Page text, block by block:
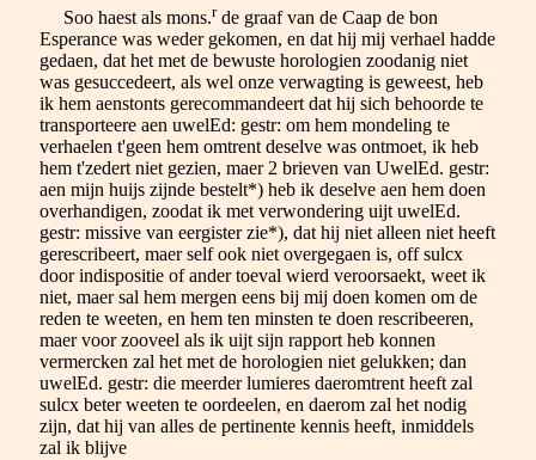
Soo haest als mons.rde graaf van de Caap de bon
Esperance was weder gekomen, en dat hij mij verhael hadde
gedaen, dat het met de bewuste horologien zoodanig niet
was gesuccedeert, als wel onze verwagting is geweest, heb
ik hem aenstonts gerecommandeert dat hij sich behoorde te
transporteere aen uwelEd: gestr: om hem mondeling te
verhaelen t'geen hem omtrent deselve was ontmoet, ik heb
hem t'zedert niet gezien, maer 2 brieven van UwelEd. gestr:
aen mijn huijs zijnde bestelt*) heb ik deselve aen hem doen
overhandigen, zoodat ik met verwondering uijt uwelEd.
gestr: missive van eergister zie*), dat hij niet alleen niet heeft
gerescribeert, maer self ook niet overgegaen is, off sulcx
door indispositie of ander toeval wierd veroorsaekt, weet ik
niet, maer sal hem mergen eens bij mij doen komen om de
reden te weeten, en hem ten minsten te doen rescribeeren,
maer voor zooveel als ik uijt sijn rapport heb konnen
vermercken zal het met de horologien niet gelukken; dan
uwelEd. gestr: die meerder lumieres daeromtrent heeft zal
sulcx beter weeten te oordeelen, en daerom zal het nodig
zijn, dat hij van alles de pertinente kennis heeft, inmiddels
zal ik blijve